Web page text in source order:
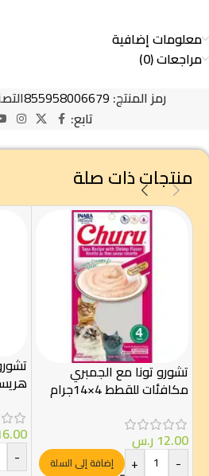
معلومات إضافية
مراجعات (0)
رمز المنتج: 855958006679
تابع:
منتجات ذات صلة
تشورو تونا مع الجمبري
مكافئات للقطط 4×14جرام
12.00 ر.س
-
+ إضافة إلى السلة
-